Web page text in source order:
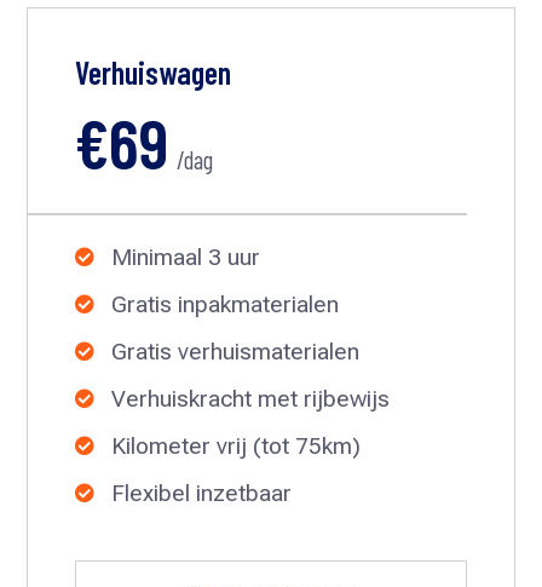
Verhuiswagen
€69 /dag
 Minimaal 3 uur
 Gratis inpakmaterialen
 Gratis verhuismaterialen
 Verhuiskracht met rijbewijs
 Kilometer vrij (tot 75km)
 Flexibel inzetbaar